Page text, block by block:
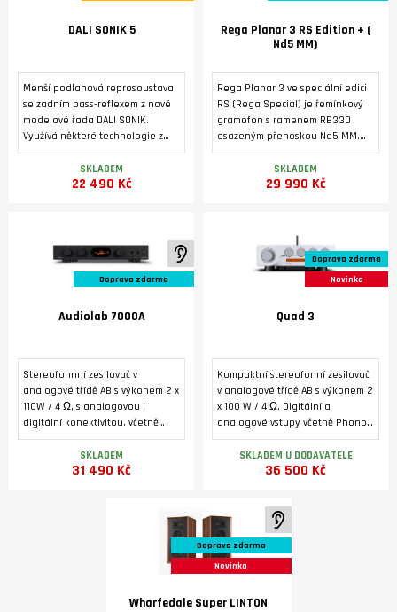
DALI SONIK 5
Menší podlahová reprosoustava
se zadním bass-reflexem z nové
modelové řada DALI SONIK.
Využívá některé technologie z
vyšších modelovových řad značky
DALI. Masivní ozvučnice s
výztuhami a masivními nožkami je
reproduktorem s měkkou, ultra
lehkou kalotovou membránou o
průměru 29 mm. Vyznačuje se
frekvenčním rozsahem a širokým
SKLADEM
22 490 Kč
Rega Planar 3 RS Edition + (
Nd5 MM)
Rega Planar 3 ve speciální edici
RS (Rega Special) je řemínkový
gramofon s ramenem RB330
osazeným přenoskou Nd5 MM.
Tichý 24V motor je poháněn
dedikovaným napájecím zdrojem
Neo PSU MK2. Základna je
motor pohání talíř
prostřednictvím referenčního
SKLADEM
29 990 Kč
K poslechu ve studiu
Doprava zdarma
Audiolab 7000A
Stereofonnní zesilovač v
analogové třídě AB s výkonem 2 x
110W / 4 Ω, s analogovou i
digitální konektivitou. včetně
Phono MM, HDMI ARC a USB B pro
počítač. 32-bitový D/A převodník
ES9038Q2M, MQA dekodér,
SKLADEM
31 490 Kč
Doprava zdarma
Novinka
Quad 3
Kompaktní stereofonní zesilovač
v analogové třídě AB s výkonem 2
x 100 W / 4 Ω. Digitální a
analogové vstupy včetně Phono
MM a HDMI ARC. Bluetooth 5.1.
Podsvícený alfanumerický LCD
displej, toroidní transformátor,
koncový zesilovač.
SKLADEM U DODAVATELE
36 500 Kč
Doprava zdarma
Novinka
Wharfedale Super LINTON